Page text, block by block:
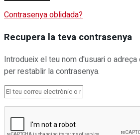
Contrasenya oblidada?
Recupera la teva contrasenya
Introdueix el teu nom d'usuari o
per restablir la contrasenya.